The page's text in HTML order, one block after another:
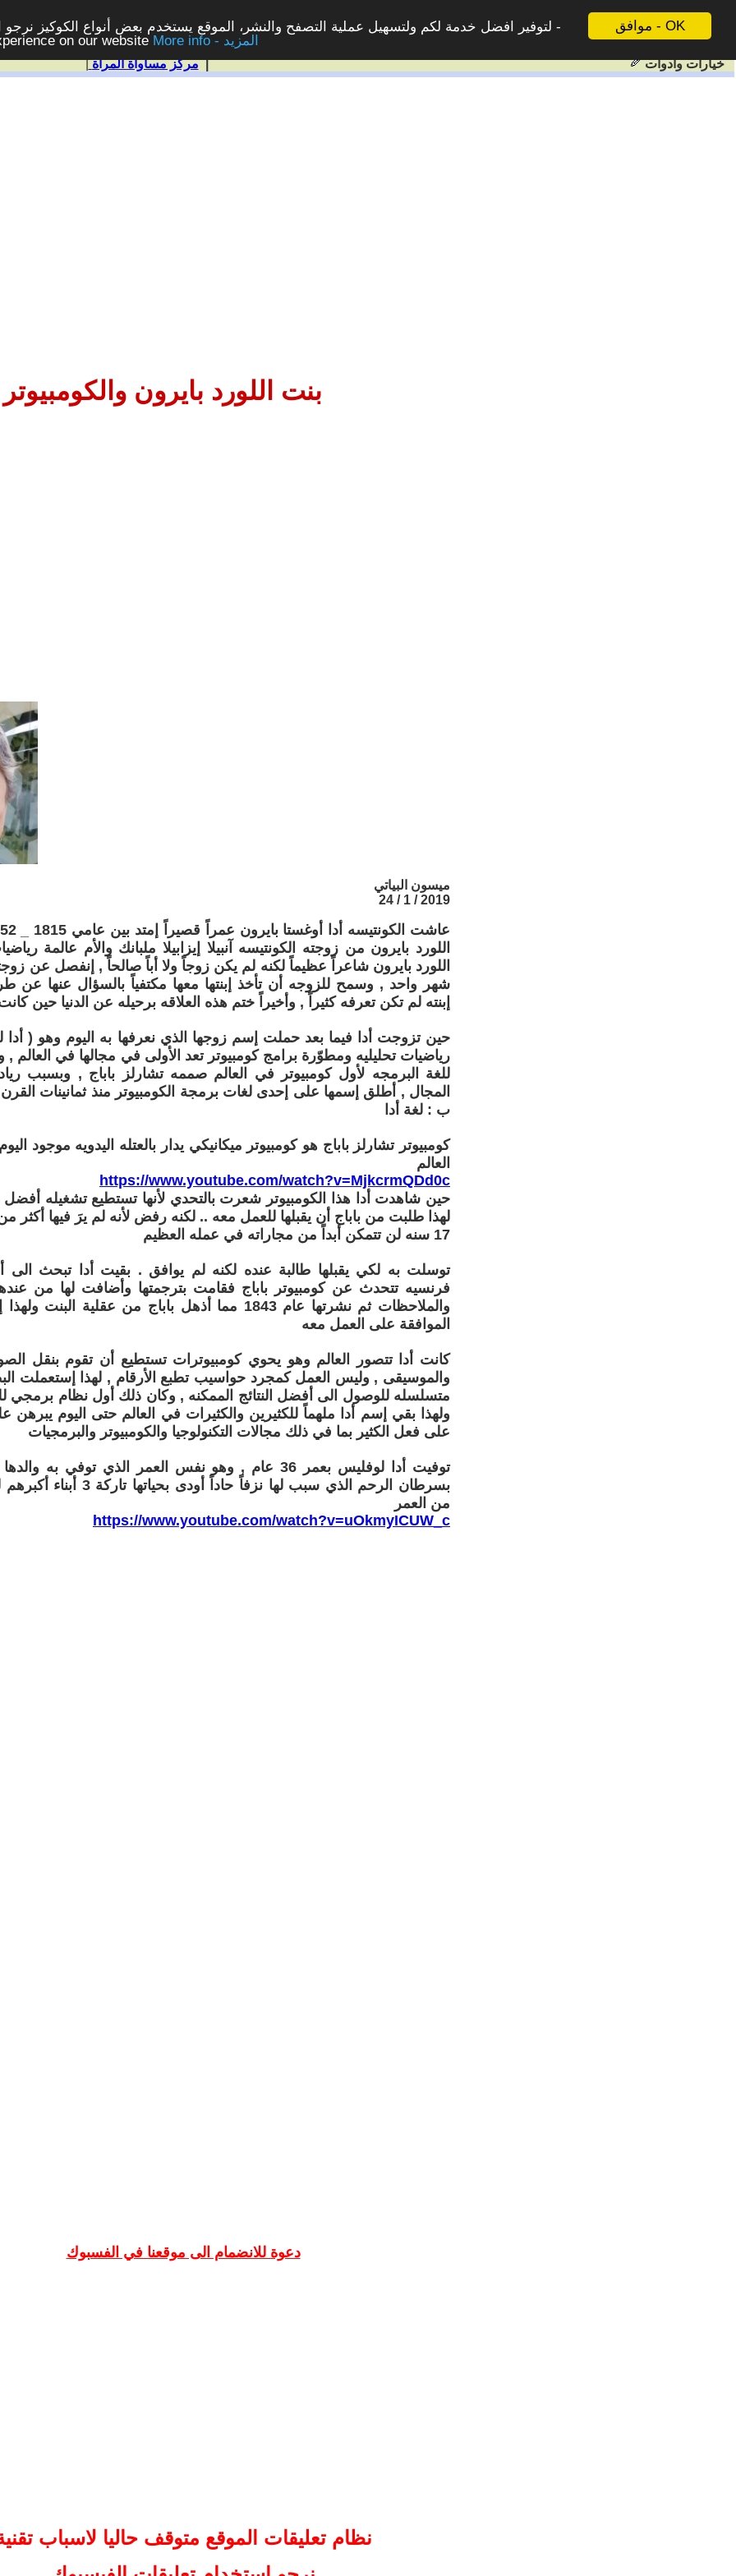
موافق - OK
لتوفير افضل خدمة لكم ولتسهيل عملية التصفح والنشر، الموقع يستخدم بعض أنواع الكوكيز
on our website
More info - المزيد
| مركز مساواة المرأة| خيارات وادوات
بنت اللورد بايرون والكومبيوتر
ميسون البياتي
2019 / 1 / 24
اللورد بايرون من زوجته الكونتيسه آنبيلا إيزابيلا ملبانك والأم عالمة
اللورد بايرون شاعراً عظيماً لكنه لم يكن زوجاً ولا أباً صالحاً , إنفصل عن
شهر واحد , وسمح للزوجه أن تأخذ إبنتها معها مكتفياً بالسؤال عنها عن
إبنته لم تكن تعرفه كثيراً , وأخيراً ختم هذه العلاقه برحيله عن الدنيا حين كانت أدا
حين تزوجت أدا فيما بعد حملت إسم زوجها الذي نعرفها به اليوم وهو (
رياضيات تحليليه ومطوّرة برامج كومبيوتر تعد الأولى في مجالها في العالم ,
للغة البرمجه لأول كومبيوتر في العالم صممه تشارلز باباج , وبسبب
المجال , أطلق إسمها على إحدى لغات برمجة الكومبيوتر منذ ثمانينات
ب : لغة أدا
كومبيوتر تشارلز باباج هو كومبيوتر ميكانيكي يدار بالعتله اليدويه موجود
العالم
https://www.youtube.com/watch?v=MjkcrmQDd0c
حين شاهدت أدا هذا الكومبيوتر شعرت بالتحدي لأنها تستطيع تشغيله
لهذا طلبت من باباج أن يقبلها للعمل معه .. لكنه رفض لأنه لم يرَ فيها أكثر
17 سنه لن تتمكن أبداً من مجاراته في عمله العظيم
توسلت به لكي يقبلها طالبة عنده لكنه لم يوافق . بقيت أدا تبحث
فرنسيه تتحدث عن كومبيوتر باباج فقامت بترجمتها وأضافت لها من
والملاحظات ثم نشرتها عام 1843 مما أذهل باباج من عقلية
الموافقة على العمل معه
كانت أدا تتصور العالم وهو يحوي كومبيوترات تستطيع أن تقوم بنقل
والموسيقى , وليس العمل كمجرد حواسيب تطبع الأرقام , لهذا إستعملت
متسلسله للوصول الى أفضل النتائج الممكنه , وكان ذلك أول نظام برمجي
ولهذا بقي إسم أدا ملهماً للكثيرين والكثيرات في العالم حتى اليوم يبرهن
على فعل الكثير بما في ذلك مجالات التكنولوجيا والكومبيوتر والبرمجيات
توفيت أدا لوفليس بعمر 36 عام , وهو نفس العمر الذي توفي به
من العمر
https://www.youtube.com/watch?v=uOkmyICUW_c
دعوة للانضمام الى موقعنا في الفسبوك
نظام تعليقات الموقع متوقف حاليا لاسباب